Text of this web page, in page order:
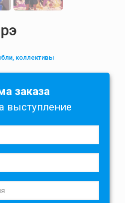
коллективы
заказа
выступление